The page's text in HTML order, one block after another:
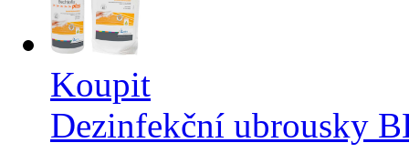
Koupit
Dezinfekční ubrousky